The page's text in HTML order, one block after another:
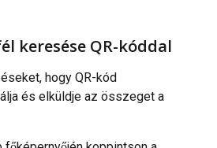
keresése QR-kóddal
hogy QR-kód
és elküldje az összeget a